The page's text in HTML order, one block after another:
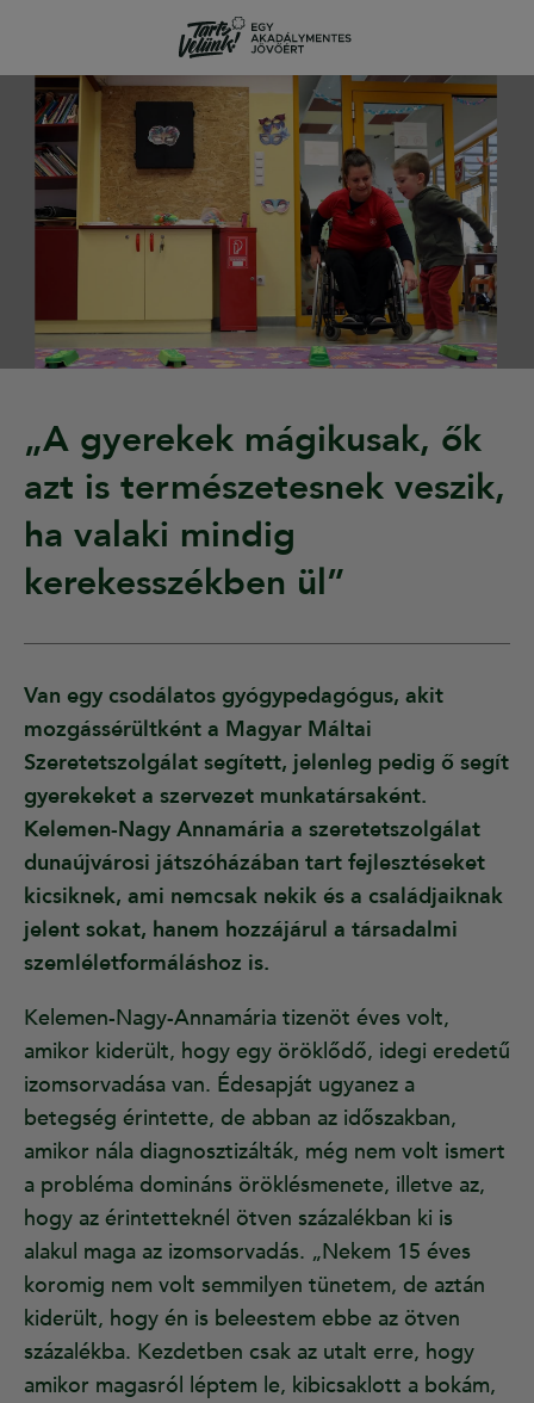
„A gyerekek mágikusak, ők
azt is természetesnek veszik,
ha valaki mindig
kerekesszékben ül”
Van egy csodálatos gyógypedagógus, akit
mozgássérültként a Magyar Máltai
Szeretetszolgálat segített, jelenleg pedig ő segít
gyerekeket a szervezet munkatársaként.
Kelemen-Nagy Annamária a szeretetszolgálat
dunaújvárosi játszóházában tart fejlesztéseket
kicsiknek, ami nemcsak nekik és a családjaiknak
jelent sokat, hanem hozzájárul a társadalmi
szemléletformáláshoz is.
Kelemen-Nagy-Annamária tizenöt éves volt,
amikor kiderült, hogy egy öröklődő, idegi eredetű
izomsorvadása van. Édesapját ugyanez a
betegség érintette, de abban az időszakban,
amikor nála diagnosztizálták, még nem volt ismert
a probléma domináns öröklésmenete, illetve az,
hogy az érintetteknél ötven százalékban ki is
alakul maga az izomsorvadás. „Nekem 15 éves
koromig nem volt semmilyen tünetem, de aztán
kiderült, hogy én is beleestem ebbe az ötven
százalékba. Kezdetben csak az utalt erre, hogy
amikor magasról léptem le, kibicsaklott a bokám,